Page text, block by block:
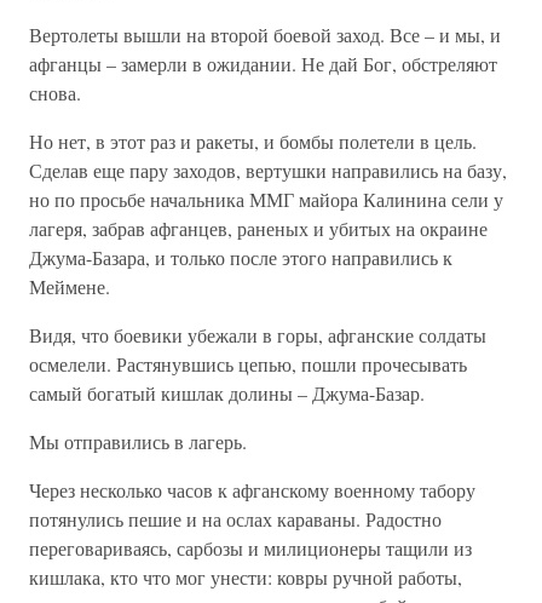
Вертолеты вышли на второй боевой заход. Все – и мы, и
афганцы – замерли в ожидании. Не дай Бог, обстреляют
снова.
Но нет, в этот раз и ракеты, и бомбы полетели в цель.
Сделав еще пару заходов, вертушки направились на базу,
но по просьбе начальника ММГ майора Калинина сели у
лагеря, забрав афганцев, раненых и убитых на окраине
Джума-Базара, и только после этого направились к
Меймене.
Видя, что боевики убежали в горы, афганские солдаты
осмелели. Растянувшись цепью, пошли прочесывать
самый богатый кишлак долины – Джума-Базар.
Мы отправились в лагерь.
Через несколько часов к афганскому военному табору
потянулись пешие и на ослах караваны. Радостно
переговариваясь, сарбозы и милиционеры тащили из
кишлака, кто что мог унести: ковры ручной работы,